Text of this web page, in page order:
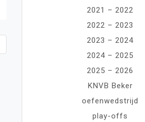
2021 – 2022
2022 – 2023
2023 – 2024
2024 – 2025
2025 – 2026
KNVB Beker
oefenwedstrijd
play-offs